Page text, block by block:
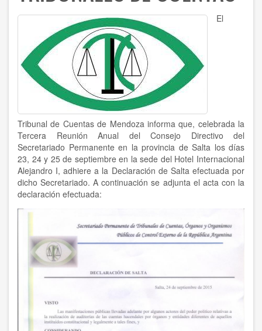
El
Tribunal de Cuentas de Mendoza informa que, celebrada la
Tercera Reunión Anual del Consejo Directivo del
Secretariado Permanente en la provincia de Salta los días
23, 24 y 25 de septiembre en la sede del Hotel Internacional
Alejandro I, adhiere a la Declaración de Salta efectuada por
dicho Secretariado. A continuación se adjunta el acta con la
declaración efectuada: